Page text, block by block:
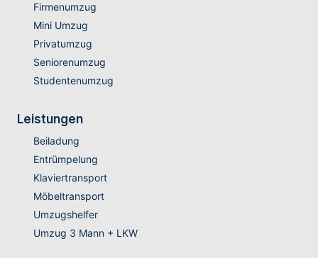
Firmenumzug
Mini Umzug
Privatumzug
Seniorenumzug
Studentenumzug
Leistungen
Beiladung
Entrümpelung
Klaviertransport
Möbeltransport
Umzugshelfer
Umzug 3 Mann + LKW